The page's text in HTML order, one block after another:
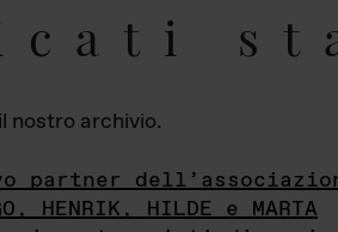
nostro archivio.
partner
HENRIK, HILDE e MARTA